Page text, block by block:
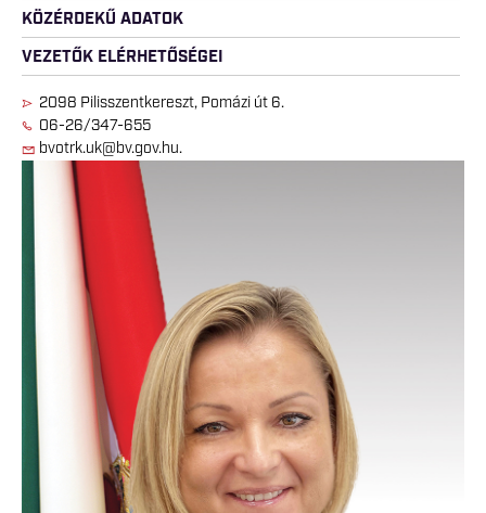
KÖZÉRDEKŰ ADATOK
VEZETŐK ELÉRHETŐSÉGEI
2098 Pilisszentkereszt, Pomázi út 6.
06-26/347-655
bvotrk.uk@bv.gov.hu.